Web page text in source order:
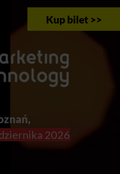
Kup bilet >>
2026